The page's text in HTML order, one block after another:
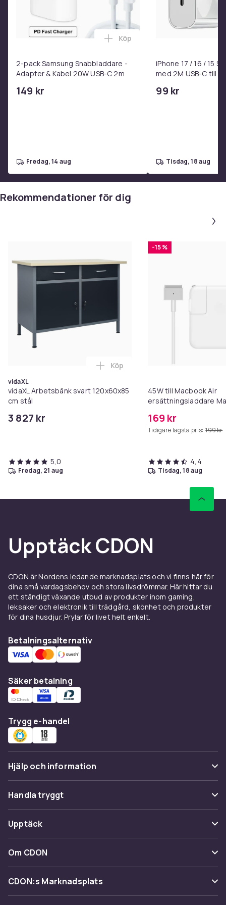
2-pack Samsung Snabbladdare -
Adapter & Kabel 20W USB-C 2m
149 kr
Lägg till 2-pack Samsung
Köp
fredag, 14 aug
iPhone 17 / 16 / 15
med 2M USB-C till
99 kr
tisdag, 18 aug
Rekommendationer för dig
vidaXL
vidaXL Arbetsbänk svart 120x60x85
cm stål
3 827 kr
Lägg till vidaXL Arbetsbänk
Köp
5,0
fredag, 21 aug
-15 %
45W till Macbook Air
ersättningsladdare
169 kr
Tidigare lägsta pris: 199 kr
4,4
tisdag, 18 aug
Upptäck CDON
CDON är Nordens ledande marknadsplats och vi finns här för
dina små vardagsbehov och stora livsdrömmar. Här hittar du
ett ständigt växande utbud av produkter inom gaming,
leksaker och elektronik till trädgård, skönhet och produkter
för dina husdjur. Prylar för livet helt enkelt.
Betalningsalternativ
Säker betalning
Trygg e-handel
Hjälp och information
Vanliga frågor
Spåra paket
Ångra & Returnera här
Kundservice
Handla tryggt
Betalning
Leverans
Återkallelser
Upptäck
Kategorier
Varumärken
Om CDON
Om oss
Kundrecensioner
CDON:s Marknadsplats